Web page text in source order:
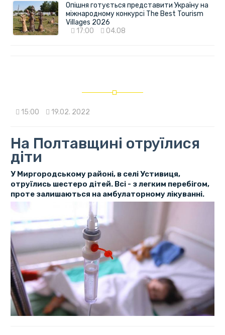
Опішня готується представити Україну на
міжнародному конкурсі The Best Tourism
Villages 2026
17:00
04.08
15:00 19.02. 2022
На Полтавщині отруїлися
діти
У Миргородському районі, в селі Устивиця,
отруїлись шестеро дітей. Всі - з легким перебігом,
проте залишаються на амбулаторному лікуванні.